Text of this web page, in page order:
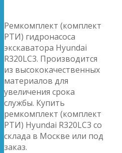
Ремкомплект (комплект
РТИ) гидронасоса
экскаватора Hyundai
R320LC3. Производится
из высококачественных
материалов для
увеличения срока
службы. Купить
ремкомплект (комплект
РТИ) Hyundai R320LC3 со
склада в Москве или под
заказ.